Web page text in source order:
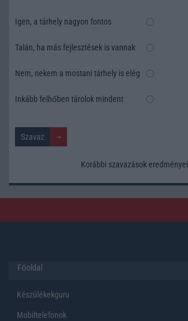
Igen, a tárhely nagyon fontos
Talán, ha más fejlesztések is vannak
Nem, nekem a mostani tárhely is elég
Inkább felhőben tárolok mindent
Korábbi szavazások eredményei
Főoldal
Készülékekguru
Mobiltelefonok